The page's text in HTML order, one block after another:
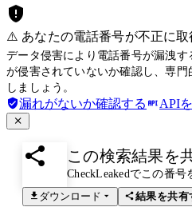
⚠️ あなたの電話番号が不正に
データ侵害により電話番号が漏洩
が侵害されていないか確認し、専
しましょう。
漏れがないか確認する API
この検索結果を
CheckLeakedでこの番号
ダウンロード
結果を共有